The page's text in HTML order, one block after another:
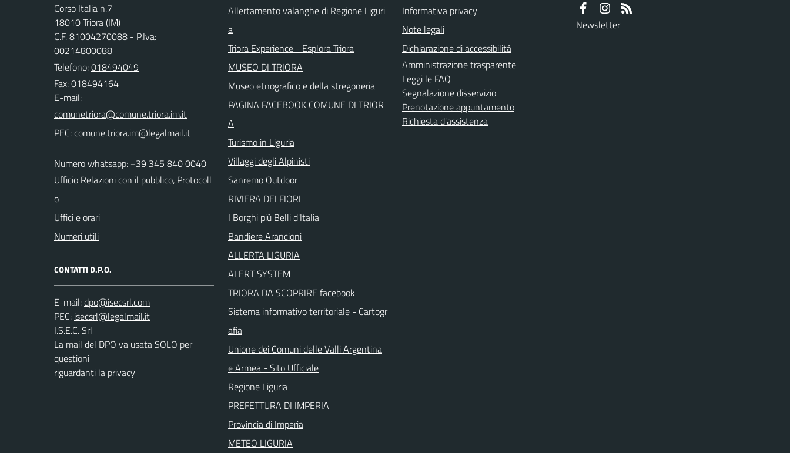
Corso Italia n.7
18010 Triora (IM)
C.F. 81004270088 - P.Iva:
00214800088
Telefono:018494049
Fax: 018494164
E-mail:
PEC:
Numero whatsapp: +39 345 840 0040
Ufficio Relazioni con il pubblico, Protocoll
o
Uffici e orari
Numeri utili
CONTATTI D.P.O.
E-mail:
PEC:
I.S.E.C. Srl
La mail del DPO va usata SOLO per
questioni
riguardanti la privacy
Allertamento valanghe di Regione Liguri
a
Triora Experience - Esplora Triora
MUSEO DI TRIORA
Museo etnografico e della stregoneria
PAGINA FACEBOOK COMUNE DI TRIOR
A
Turismo in Liguria
Villaggi degli Alpinisti
Sanremo Outdoor
RIVIERA DEI FIORI
I Borghi più Belli d'Italia
Bandiere Arancioni
ALLERTA LIGURIA
ALERT SYSTEM
TRIORA DA SCOPRIRE facebook
Sistema informativo territoriale - Cartogr
afia
Unione dei Comuni delle Valli Argentina
e Armea - Sito Ufficiale
Regione Liguria
PREFETTURA DI IMPERIA
Provincia di Imperia
METEO LIGURIA
Informativa privacy
Note legali
Dichiarazione di accessibilità
Amministrazione trasparente
Leggi le FAQ
Segnalazione disservizio
Prenotazione appuntamento
Richiesta d'assistenza
Newsletter